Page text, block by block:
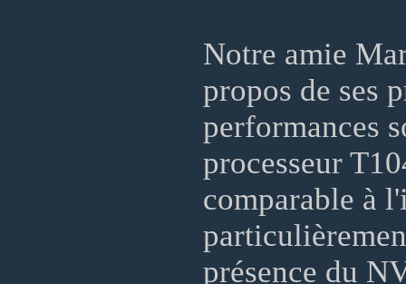
Notre amie
propos de ses
performances
processeur
comparable à
présence du